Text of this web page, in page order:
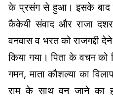
के प्रसंग से हुआ। इसके बाद
कैकेयी संवाद और राजा
वनवास व भरत को राजगद्दी
किया गया। पिता के वचन को
गमन, माता कौशल्या का
राम के साथ वन जाने का